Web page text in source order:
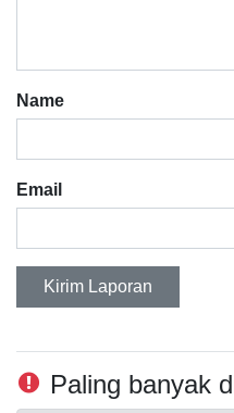
Name
Email
Kirim Laporan
Paling banyak